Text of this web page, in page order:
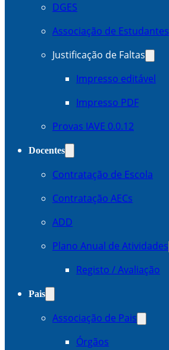
DGES
Associação de Estudantes
Justificação de Faltas
Impresso editável
Impresso PDF
Provas IAVE 0.0.12
Docentes
Contratação de Escola
Contratação AECs
ADD
Plano Anual de Atividades
Registo / Avaliação
Pais
Associação de Pais
Órgãos